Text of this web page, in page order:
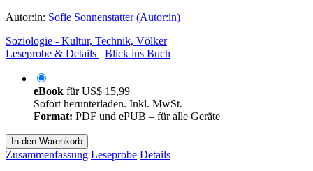
Autor:in: Sofie Sonnenstatter (Autor:in)
Soziologie - Kultur, Technik, Völker
Leseprobe & Details
Blick ins Buch
eBook fürUS$ 15,99
Sofort herunterladen. Inkl. MwSt.
Format: PDF und ePUB – für alle Geräte
In den Warenkorb
Zusammenfassung Leseprobe Details